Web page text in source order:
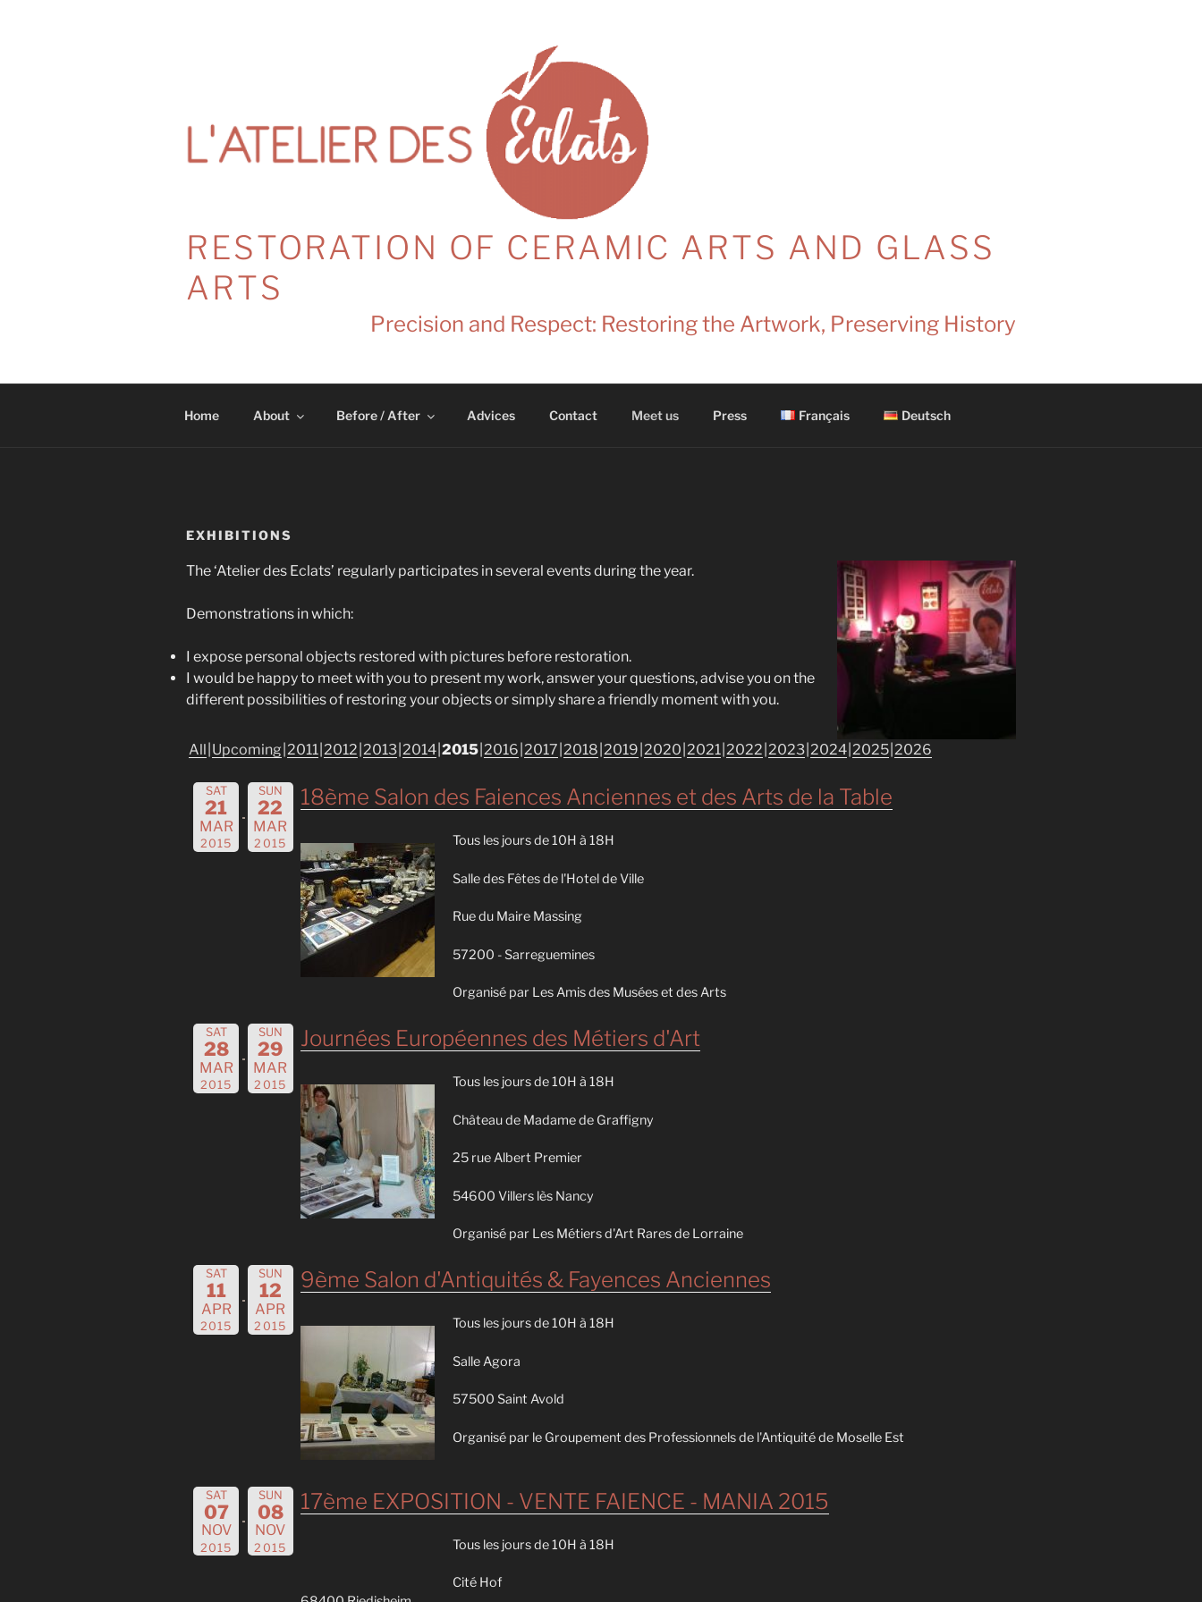
RESTORATION OF CERAMIC ARTS AND GLASS
ARTS
Precision and Respect: Restoring the Artwork, Preserving History
Home About Before / After Advices Contact Meet us Press Français Deutsch
EXHIBITIONS
The ‘Atelier des Eclats’ regularly participates in several events during the year.
Demonstrations in which:
I expose personal objects restored with pictures before restoration.
I would be happy to meet with you to present my work, answer your questions, advise you on the
different possibilities of restoring your objects or simply share a friendly moment with you.
All Upcoming 2011 2012 2013 2014 2015 2016 2017 2018 2019 2020 2021 2022 2023 2024 2025 2026
SAT
21
MAR
2015
SUN
22
MAR
2015
18ème Salon des Faiences Anciennes et des Arts de la Table
Tous les jours de 10H à 18H
Salle des Fêtes de l'Hotel de Ville
Rue du Maire Massing
57200 - Sarreguemines
Organisé par Les Amis des Musées et des Arts
SAT
28
MAR
2015
SUN
29
MAR
2015
Journées Européennes des Métiers d'Art
Tous les jours de 10H à 18H
Château de Madame de Graffigny
25 rue Albert Premier
54600 Villers lès Nancy
Organisé par Les Métiers d'Art Rares de Lorraine
SAT
11
APR
2015
SUN
12
APR
2015
9ème Salon d'Antiquités & Fayences Anciennes
Tous les jours de 10H à 18H
Salle Agora
57500 Saint Avold
Organisé par le Groupement des Professionnels de l'Antiquité de Moselle Est
SAT
07
NOV
2015
SUN
08
NOV
2015
17ème EXPOSITION - VENTE FAIENCE - MANIA 2015
Tous les jours de 10H à 18H
Cité Hof